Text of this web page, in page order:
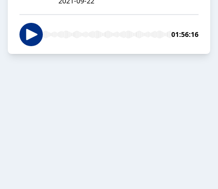
01:56:16